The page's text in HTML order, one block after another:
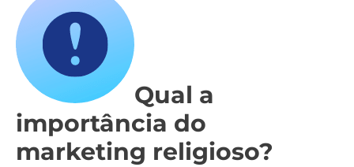
Qual a
importância do
marketing religioso?